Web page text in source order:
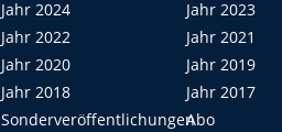
Jahr 2024
Jahr 2023
Jahr 2022
Jahr 2021
Jahr 2020
Jahr 2019
Jahr 2018
Jahr 2017
SonderveröffentlichungenAbo